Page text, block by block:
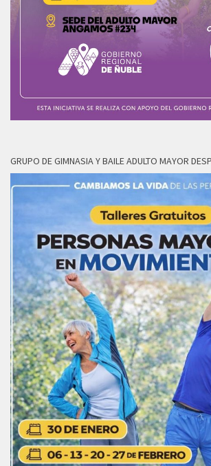
GRUPO DE GIMNASIA Y BAILE ADULTO MAYOR